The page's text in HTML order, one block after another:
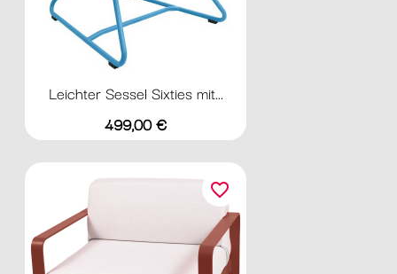
Leichter Sessel Sixties mit...
Preis
499,00 €
favorite_border